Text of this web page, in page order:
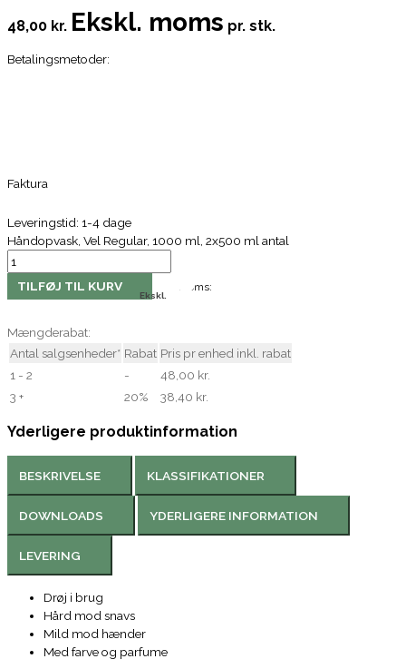
48,00 kr. Ekskl. moms pr. stk.
Betalingsmetoder:
Faktura
Leveringstid: 1-4 dage
Håndopvask, Vel Regular, 1000 ml, 2x500 ml antal
TILFØJ TIL KURV Moms:
Ekskl.
Mængderabat:
Antal salgsenheder* Rabat Pris pr enhed inkl. rabat
1 - 2
-
48,00 kr.
3 +
20% 38,40 kr.
Yderligere produktinformation
BESKRIVELSE KLASSIFIKATIONER
DOWNLOADS YDERLIGERE INFORMATION
LEVERING
Drøj i brug
Hård mod snavs
Mild mod hænder
Med farve og parfume